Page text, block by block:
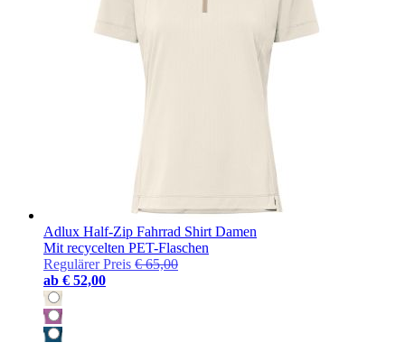
Adlux Half-Zip Fahrrad Shirt Damen
Mit recycelten PET-Flaschen
Regulärer Preis € 65,00
ab € 52,00